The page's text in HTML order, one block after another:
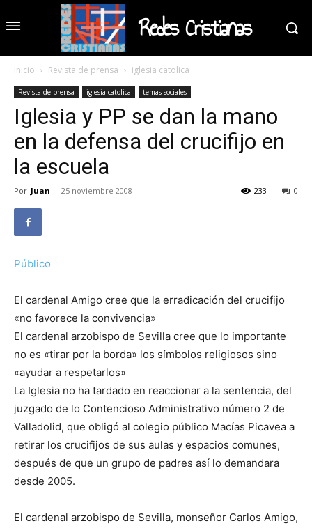
Redes Cristianas
Inicio Revista de prensa iglesia catolica
Revista de prensa iglesia catolica temas sociales
Iglesia y PP se dan la mano
en la defensa del crucifijo en
la escuela
Por Juan - 25 noviembre 2008 0
233
Público
El cardenal Amigo cree que la erradicación del crucifijo
«no favorece la convivencia»
El cardenal arzobispo de Sevilla cree que lo importante
no es «tirar por la borda» los símbolos religiosos sino
«ayudar a respetarlos»
La Iglesia no ha tardado en reaccionar a la sentencia, del
juzgado de lo Contencioso Administrativo número 2 de
Valladolid, que obligó al colegio público Macías Picavea a
retirar los crucifijos de sus aulas y espacios comunes,
después de que un grupo de padres así lo demandara
desde 2005.
El cardenal arzobispo de Sevilla, monseñor Carlos Amigo,